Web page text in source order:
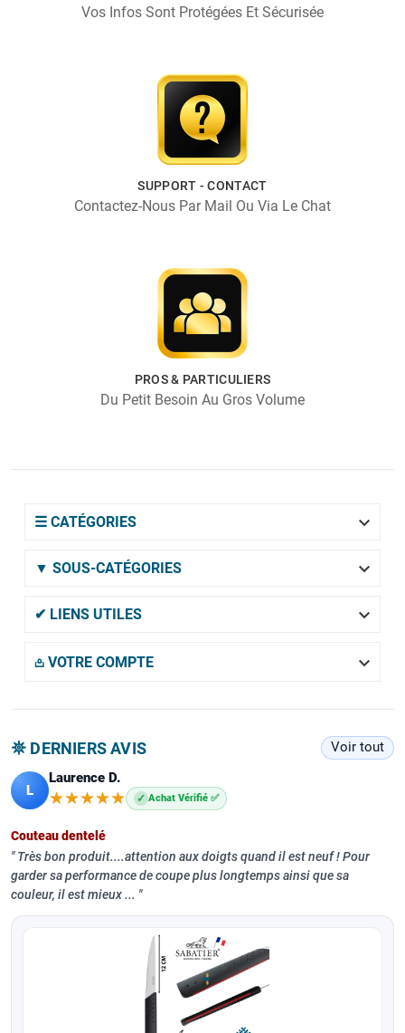
Vos Infos Sont Protégées Et Sécurisée
SUPPORT - CONTACT
Contactez-Nous Par Mail Ou Via Le Chat
PROS & PARTICULIERS
Du Petit Besoin Au Gros Volume
☰ CATÉGORIES 
▼ SOUS-CATÉGORIES 
✔ LIENS UTILES 
𖡌 VOTRE COMPTE 
𖤓 DERNIERS AVIS Voir tout
L
Laurence D.
★★★★★
★★★★★ ✓ Achat Vérifié ✅
Couteau dentelé
Très bon produit....attention aux doigts quand il est neuf ! Pour
garder sa performance de coupe plus longtemps ainsi que sa
couleur, il est mieux ...